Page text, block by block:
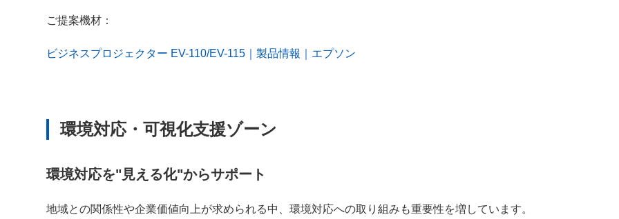
ご提案機材：
ビジネスプロジェクター EV-110/EV-115｜製品情報｜エプソン
環境対応・可視化支援ゾーン
環境対応を"見える化"からサポート
地域との関係性や企業価値向上が求められる中、環境対応への取り組みも重要性を増しています。